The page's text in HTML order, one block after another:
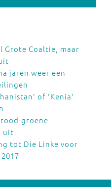
Grote Coaltie, maar
jaren weer een
of 'Kenia'
groene
uit
tot Die Linke voor